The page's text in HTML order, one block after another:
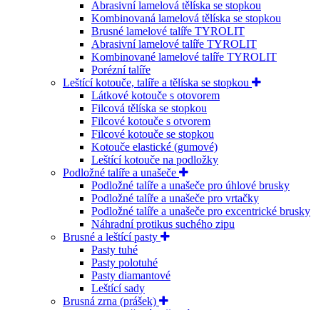
Abrasivní lamelová tělíska se stopkou
Kombinovaná lamelová tělíska se stopkou
Brusné lamelové talíře TYROLIT
Abrasivní lamelové talíře TYROLIT
Kombinované lamelové talíře TYROLIT
Porézní talíře
Leštící kotouče, talíře a tělíska se stopkou
Látkové kotouče s otovorem
Filcová tělíska se stopkou
Filcové kotouče s otvorem
Filcové kotouče se stopkou
Kotouče elastické (gumové)
Leštící kotouče na podložky
Podložné talíře a unašeče
Podložné talíře a unašeče pro úhlové brusky
Podložné talíře a unašeče pro vrtačky
Podložné talíře a unašeče pro excentrické brusky
Náhradní protikus suchého zipu
Brusné a leštící pasty
Pasty tuhé
Pasty polotuhé
Pasty diamantové
Leštící sady
Brusná zrna (prášek)